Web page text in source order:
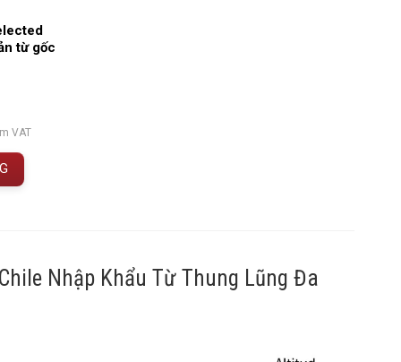
từ gốc
VAT
Nhập Khẩu Từ Thung Lũng Đa